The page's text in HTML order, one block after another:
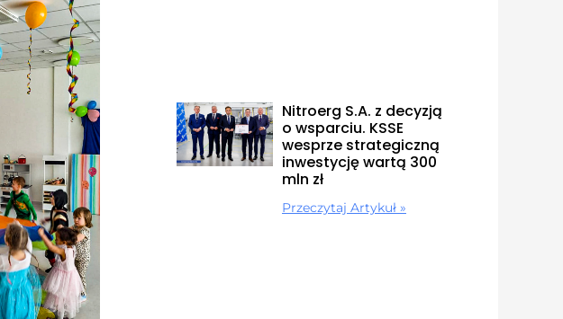
Nitroerg S.A. z decyzją
o wsparciu. KSSE
wesprze strategiczną
inwestycję wartą 300
mln zł
Przeczytaj Artykuł »